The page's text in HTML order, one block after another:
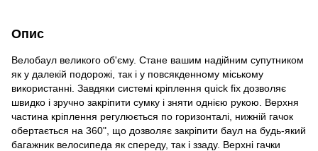
Опис
Велобаул великого об'єму. Стане вашим надійним супутником
як у далекій подорожі, так і у повсякденному міському
використанні. Завдяки системі кріплення quick fix дозволяє
швидко і зручно закріпити сумку і зняти однією рукою. Верхня
частина кріплення регулюється по горизонталі, нижній гачок
обертається на 360", що дозволяє закріпити баул на будь-який
багажник велосипеда як спереду, так і ззаду. Верхні гачки